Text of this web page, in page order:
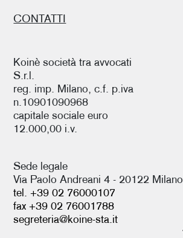
CONTATTI
Koinè società tra avvocati
S.r.l.
reg. imp. Milano, c.f. p.iva
n.10901090968
capitale sociale euro
12.000,00 i.v.
Sede legale
Via Paolo Andreani 4 - 20122 Milano
tel. +39 02 76000107
fax +39 02 76001788
segreteria@koine-sta.it